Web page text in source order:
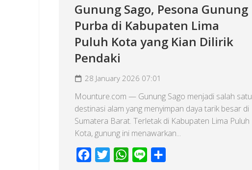
Gunung Sago, Pesona Gunung
Purba di Kabupaten Lima
Puluh Kota yang Kian Dilirik
Pendaki
28 January 2026 07:01
Mounture.com — Gunung Sago menjadi salah satu
destinasi alam yang menyimpan daya tarik besar di
Sumatera Barat. Terletak di Kabupaten Lima Puluh
Kota, gunung ini menawarkan...
Facebook
Twitter WhatsApp
Line